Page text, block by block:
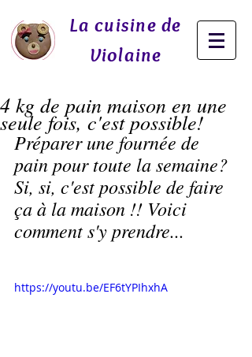
La cuisine de
Violaine
4 kg de pain maison en une
seule fois, c'est possible!
Préparer une fournée de
pain pour toute la semaine?
Si, si, c'est possible de faire
ça à la maison !! Voici
comment s'y prendre...
https://youtu.be/EF6tYPIhxhA